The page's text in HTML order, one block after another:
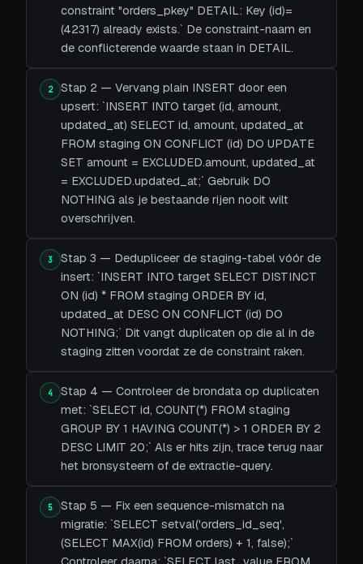
constraint "orders_pkey" DETAIL: Key (id)=
(42317) already exists.` De constraint-naam en
de conflicterende waarde staan in DETAIL.
2
Stap 2 — Vervang plain INSERT door een
upsert: `INSERT INTO target (id, amount,
updated_at) SELECT id, amount, updated_at
FROM staging ON CONFLICT (id) DO UPDATE
SET amount = EXCLUDED.amount, updated_at
= EXCLUDED.updated_at;` Gebruik DO
NOTHING als je bestaande rijen nooit wilt
overschrijven.
3
Stap 3 — Dedupliceer de staging-tabel vóór de
insert: `INSERT INTO target SELECT DISTINCT
ON (id) * FROM staging ORDER BY id,
updated_at DESC ON CONFLICT (id) DO
NOTHING;` Dit vangt duplicaten op die al in de
staging zitten voordat ze de constraint raken.
4
Stap 4 — Controleer de brondata op duplicaten
met: `SELECT id, COUNT(*) FROM staging
GROUP BY 1 HAVING COUNT(*) > 1 ORDER BY 2
DESC LIMIT 20;` Als er hits zijn, trace terug naar
het bronsysteem of de extractie-query.
5
Stap 5 — Fix een sequence-mismatch na
migratie: `SELECT setval('orders_id_seq',
(SELECT MAX(id) FROM orders) + 1, false);`